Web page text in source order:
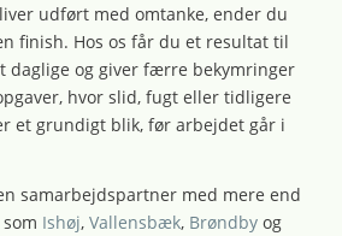
udført med omtanke, ender du
finish. Hos os får du et resultat til
daglige og giver færre bekymringer
hvor slid, fugt eller tidligere
et grundigt blik, før arbejdet går i
samarbejdspartner med mere end
Ishøj,Vallensbæk, Brøndby og